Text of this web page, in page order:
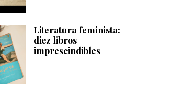
Literatura feminista:
diez libros
imprescindibles